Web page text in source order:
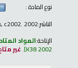
نوع المادة :
الناشر:c2002. 2002
الإتاحة:المواد
K38 2002
.غير